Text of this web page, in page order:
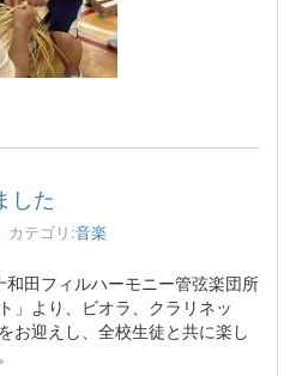
した
カテゴリ:音楽
田フィルハーモニー管弦楽団所
」より、ビオラ、クラリネッ
お迎えし、全校生徒と共に楽し